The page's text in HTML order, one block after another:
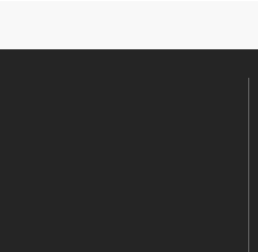
力开发新思路并将其用于试验的案
刀具在这里和我们在法国的兄弟公
目。“我们意识到我们的成本正在
，”Spiers 先生说。“正因为这
更大的收获。”梅西埃展示出的决
Cody 在英国
持续、动力推动的飞行距今已经
硬韧度？ 刀具最重要的因素是
工可靠性之间的平衡。瓦尔特Zell
“咱门举一个可能是最为人知的例
每一位机械加工人员的梦想是总所
行特殊的调质处理以及专门优化
韧性大的粉末冶金高速钢基体材
，正如产品经理Timo Mager所
是为江淮汽车集团提供铸件产
的机加车间承接了缸体的加工任
以实现更严苛的加工节拍要求。据
延长至5~6分钟。而现在通过工艺
1.5TGDI涡轮增压直喷发动机的缸
寿命更高，而且刀具本体抗震性
加工时，不仅满足不了整体生产
工材料严苛的生产率及万无一失的
品质涂层技术的整体硬质合金立铣
相关刀具来自伊斯卡多产的研发
米涂层技术及前沿的束魔涂层后处
磨性，收获更长的刀具寿命，提升
始，伊斯卡专为此加工需求研制